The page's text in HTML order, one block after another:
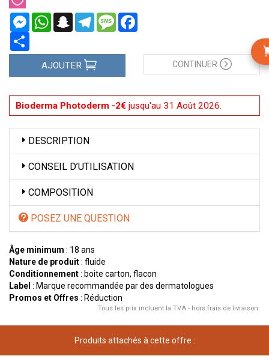
MessengerWhatsAppSnapchatTelegramMessage
AJOUTER CONTINUER
Bioderma Photoderm -2€ jusqu'au 31 Août 2026.
DESCRIPTION
CONSEIL D’UTILISATION
COMPOSITION
POSEZ UNE QUESTION
Âge minimum : 18 ans
Nature de produit: fluide
Conditionnement: boite carton, flacon
Label : Marque recommandée par des dermatologues
Promos et Offres : Réduction
Tous les prix incluent la TVA - hors frais de livraison.
Produits attachés à cette offre :